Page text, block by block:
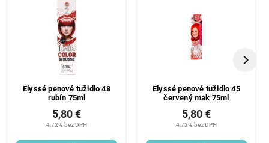
Elyssé penové tužidlo 48
rubín 75ml
4,72 € bez DPH
5,80 €
Elyssé penové tužidlo 45
červený mak 75ml
4,72 € bez DPH
5,80 €